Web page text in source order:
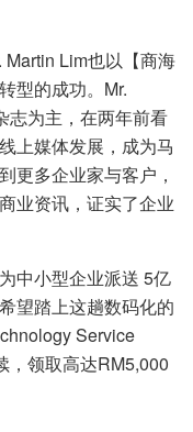
Lim也以【商海
型的成功。Mr.
志为主，在两年前看
上媒体发展，成为马
更多企业家与客户，
业资讯，证实了企业
中小型企业派送 5亿
望踏上这趟数码化的
Service
，领取高达RM5,000